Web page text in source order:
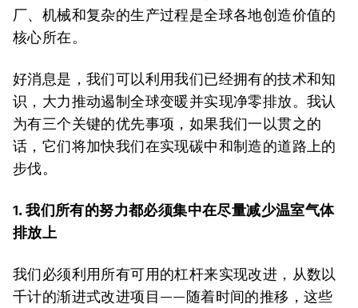
厂、机械和复杂的生产过程是全球各地创造价值的
核心所在。
好消息是，我们可以利用我们已经拥有的技术和知
识，大力推动遏制全球变暖并实现净零排放。我认
为有三个关键的优先事项，如果我们一以贯之的
话，它们将加快我们在实现碳中和制造的道路上的
步伐。
1. 我们所有的努力都必须集中在尽量减少温室气体
排放上
我们必须利用所有可用的杠杆来实现改进，从数以
千计的渐进式改进项目——随着时间的推移，这些